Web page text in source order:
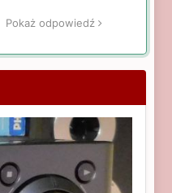
Pokaż odpowiedź